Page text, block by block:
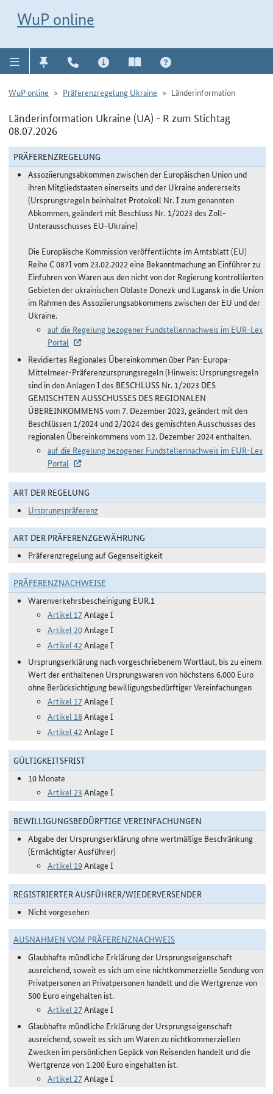
WuP online
WuP online Präferenzregelung Ukraine Länderinformation
Länderinformation Ukraine (UA) - R zum Stichtag
08.07.2026
PRÄFERENZREGELUNG
Assoziierungsabkommen zwischen der Europäischen Union und
ihren Mitgliedstaaten einerseits und der Ukraine andererseits
(Ursprungsregeln beinhaltet Protokoll Nr. I zum genannten
Abkommen, geändert mit Beschluss Nr. 1/2023 des Zoll-
Unterausschusses EU-Ukraine)
Die Europäische Kommission veröffentlichte im Amtsblatt (EU)
Reihe C 087I vom 23.02.2022 eine Bekanntmachung an Einführer zu
Einfuhren von Waren aus den nicht von der Regierung kontrollierten
Gebieten der ukrainischen Oblaste Donezk und Lugansk in die Union
im Rahmen des Assoziierungsabkommens zwischen der EU und der
Ukraine.
auf die Regelung bezogener Fundstellennachweis im EUR-Lex
Portal
Revidiertes Regionales Übereinkommen über Pan-Europa-
Mittelmeer-Präferenzursprungsregeln (Hinweis: Ursprungsregeln
sind in den Anlagen I des BESCHLUSS Nr. 1/2023 DES
GEMISCHTEN AUSSCHUSSES DES REGIONALEN
ÜBEREINKOMMENS vom 7. Dezember 2023, geändert mit den
Beschlüssen 1/2024 und 2/2024 des gemischten Ausschusses des
regionalen Übereinkommens vom 12. Dezember 2024 enthalten.
auf die Regelung bezogener Fundstellennachweis im EUR-Lex
Portal
ART DER REGELUNG
Ursprungspräferenz
ART DER PRÄFERENZGEWÄHRUNG
Präferenzregelung auf Gegenseitigkeit
PRÄFERENZNACHWEISE
Warenverkehrsbescheinigung EUR.1
Artikel 17Anlage I
Artikel 20Anlage I
Artikel 42 Anlage I
Ursprungserklärung nach vorgeschriebenem Wortlaut, bis zu einem
Wert der enthaltenen Ursprungswaren von höchstens 6.000 Euro
ohne Berücksichtigung bewilligungsbedürftiger Vereinfachungen
Artikel 17Anlage I
Artikel 18Anlage I
Artikel 42 Anlage I
GÜLTIGKEITSFRIST
10 Monate
Artikel 23 Anlage I
BEWILLIGUNGSBEDÜRFTIGE VEREINFACHUNGEN
Abgabe der Ursprungserklärung ohne wertmäßige Beschränkung
(Ermächtigter Ausführer)
Artikel 19Anlage I
REGISTRIERTER AUSFÜHRER/WIEDERVERSENDER
Nicht vorgesehen
AUSNAHMEN VOM PRÄFERENZNACHWEIS
Glaubhafte mündliche Erklärung der Ursprungseigenschaft
ausreichend, soweit es sich um eine nichtkommerzielle Sendung von
Privatpersonen an Privatpersonen handelt und die Wertgrenze von
500 Euro eingehalten ist.
Artikel 27Anlage I
Glaubhafte mündliche Erklärung der Ursprungseigenschaft
ausreichend, soweit es sich um Waren zu nichtkommerziellen
Zwecken im persönlichen Gepäck von Reisenden handelt und die
Wertgrenze von 1.200 Euro eingehalten ist.
Artikel 27Anlage I